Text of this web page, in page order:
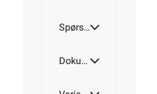
Spørsmål og svar
Dokumentasjon